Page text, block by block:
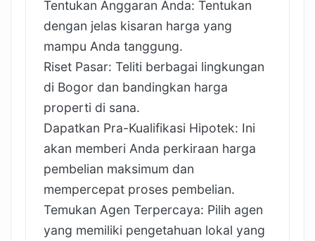
Tentukan Anggaran Anda: Tentukan
dengan jelas kisaran harga yang
mampu Anda tanggung.
Riset Pasar: Teliti berbagai lingkungan
di Bogor dan bandingkan harga
properti di sana.
Dapatkan Pra-Kualifikasi Hipotek: Ini
akan memberi Anda perkiraan harga
pembelian maksimum dan
mempercepat proses pembelian.
Temukan Agen Terpercaya: Pilih agen
yang memiliki pengetahuan lokal yang